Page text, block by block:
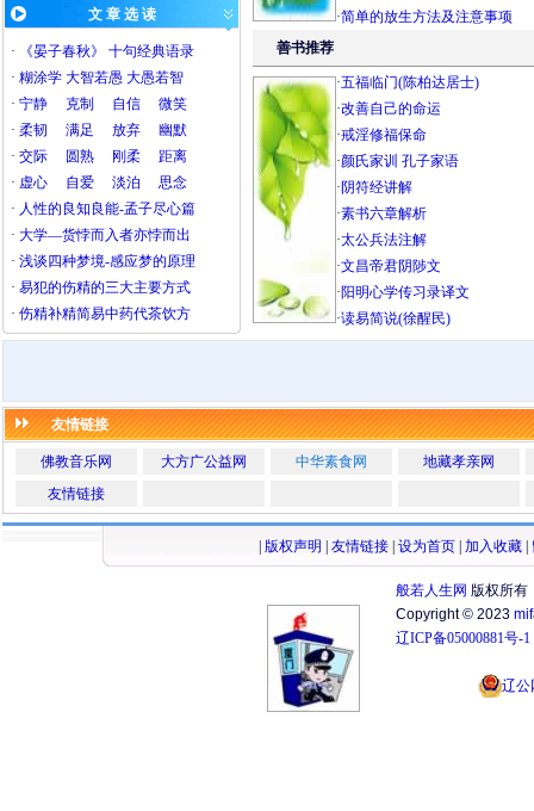
文 章 选 读
·
《晏子春秋》 十句经典语录
· 糊涂学 大智若愚 大愚若智
· 宁静 克制 自信
微笑
· 柔韧 满足 放弃
幽默
· 交际 圆熟 刚柔
距离
· 虚心 自爱 淡泊
思念
· 人性的良知良能-孟子尽心篇
· 大学—货悖而入者亦悖而出
· 浅谈四种梦境-感应梦的原理
· 易犯的伤精的三大主要方式
· 伤精补精简易中药代茶饮方
·简单的放生方法及注意事项
善书推荐
·五福临门(陈柏达居士)
·改善自己的命运
·戒淫修福保命
·颜氏家训 孔子家语
· 阴符经讲解
·素书六章解析
·太公兵法注解
·文昌帝君阴陟文
·阳明心学传习录译文
·读易简说(徐醒民)
友情链接
佛教音乐网 大方广公益网 中华素食网
地藏孝亲网
友情链接
版权声明 友情链接 设为首页 加入收藏
般若人生网 版权所有
Copyright © 2023
辽ICP备05000881号-1
辽公